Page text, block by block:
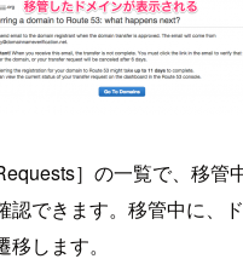
］の一覧で、移管
認できます。移管中に、
します。